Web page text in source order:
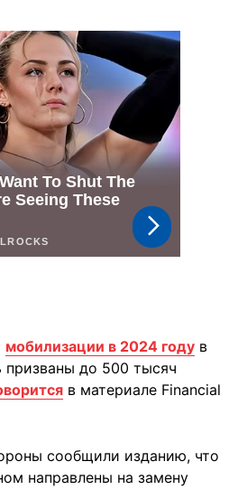
мобилизации в 2024 году в
призваны до 500 тысяч
в материале Financial
сообщили изданию, что
направлены на замену